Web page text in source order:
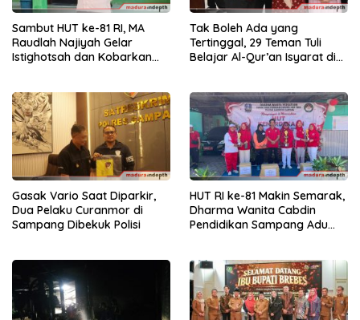
Sambut HUT ke-81 RI, MA
Raudlah Najiyah Gelar
Istighotsah dan Kobarkan
Tak Boleh Ada yang
Tertinggal, 29 Teman Tuli
Belajar Al-Qur’an Isyarat di
Gasak Vario Saat Diparkir,
Dua Pelaku Curanmor di
Sampang Dibekuk Polisi
HUT RI ke-81 Makin Semarak,
Dharma Wanita Cabdin
Pendidikan Sampang Adu